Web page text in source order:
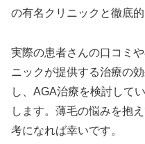
の有名クリニックと徹底
実際の患者さんの口コミ
ニックが提供する治療の
し、AGA治療を検討して
します。薄毛の悩みを抱
考になれば幸いです。